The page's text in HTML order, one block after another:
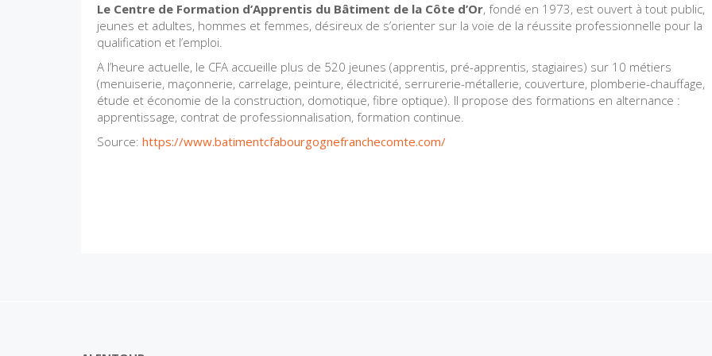
Le Centre de Formation d’Apprentis du Bâtiment de la Côte d’Or, fondé en 1973, est ouvert à tout public,
jeunes et adultes, hommes et femmes, désireux de s’orienter sur la voie de la réussite professionnelle pour la
qualification et l’emploi.
A l’heure actuelle, le CFA accueille plus de 520 jeunes (apprentis, pré-apprentis, stagiaires) sur 10 métiers
(menuiserie, maçonnerie, carrelage, peinture, électricité, serrurerie-métallerie, couverture, plomberie-chauffage,
étude et économie de la construction, domotique, fibre optique). Il propose des formations en alternance :
apprentissage, contrat de professionnalisation, formation continue.
Source: https://www.batimentcfabourgognefranchecomte.com/